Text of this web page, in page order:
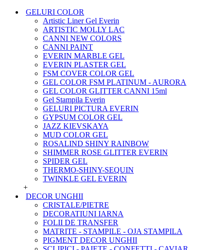
GELURI COLOR
Artistic Liner Gel Everin
ARTISTIC MOLLY LAC
CANNI NEW COLORS
CANNI PAINT
EVERIN MARBLE GEL
EVERIN PLASTER GEL
FSM COVER COLOR GEL
GEL COLOR FSM PLATINUM - AURORA
GEL COLOR GLITTER CANNI 15ml
Gel Stampila Everin
GELURI PICTURA EVERIN
GYPSUM COLOR GEL
JAZZ KIEVSKAYA
MUD COLOR GEL
ROSALIND SHINY RAINBOW
SHIMMER ROSE GLITTER EVERIN
SPIDER GEL
THERMO-SHINY-SEQUIN
TWINKLE GEL EVERIN
+
DECOR UNGHII
CRISTALE/PIETRE
DECORATIUNI IARNA
FOLII DE TRANSFER
MATRITE - STAMPILE - OJA STAMPILA
PIGMENT DECOR UNGHII